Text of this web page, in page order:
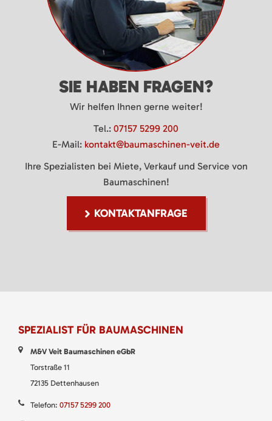
SIE HABEN FRAGEN?
Wir helfen Ihnen gerne weiter!
Tel.: 07157 5299 200
E-Mail: kontakt@baumaschinen-veit.de
Ihre Spezialisten bei Miete, Verkauf und Service von
Baumaschinen!
KONTAKTANFRAGE
SPEZIALIST FÜR BAUMASCHINEN
M&V Veit Baumaschinen eGbR
Torstraße 11
72135 Dettenhausen
Telefon: 07157 5299 200